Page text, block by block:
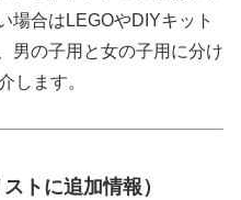
場合はLEGOやDIYキット
男の子用と女の子用に分け
します。
トに追加情報）